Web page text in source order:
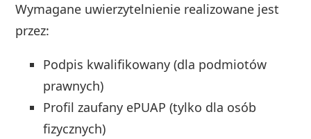
Wymagane uwierzytelnienie realizowane jest
przez:
Podpis kwalifikowany (dla podmiotów
prawnych)
Profil zaufany ePUAP (tylko dla osób
fizycznych)